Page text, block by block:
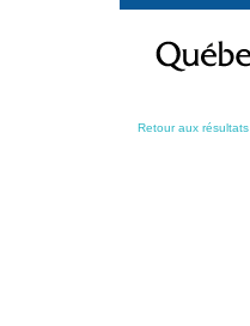
contenu
Retour aux résultats